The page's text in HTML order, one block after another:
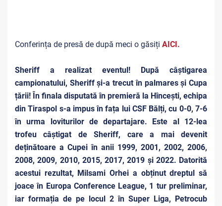
Conferința de presă de după meci o găsiți AICI.
Sheriff a realizat eventul! După câștigarea
campionatului, Sheriff și-a trecut în palmares și Cupa
țării! În finala disputată în premieră la Hîncești, echipa
din Tiraspol s-a impus în fața lui CSF Bălți, cu 0-0, 7-6
în urma loviturilor de departajare. Este al 12-lea
trofeu câștigat de Sheriff, care a mai devenit
deținătoare a Cupei în anii 1999, 2001, 2002, 2006,
2008, 2009, 2010, 2015, 2017, 2019 și 2022. Datorită
acestui rezultat, Milsami Orhei a obținut dreptul să
joace în Europa Conference League, 1 tur preliminar,
iar formația de pe locul 2 în Super Liga, Petrocub